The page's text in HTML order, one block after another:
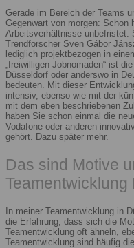
Gerade im Bereich der Teams
Gegenwart von morgen: Schon
Arbeitsverhältnisse
Trendforscher Sven Gábor
lediglich projektbezogen in
„freiwilligen Jobnomaden“ ist
Düsseldorf oder anderswo in
bedeuten. Mit dieser
intensiv, ebenso wie mit der
mit dem eben beschriebenen
haben Sie schon einmal die
Vodafone oder anderen
gehört. Dazu später mehr.
Das sind Motive
Teamentwicklung
In meiner Teamentwicklung in
die Erfahrung, dass sich die
Teamentwicklung oft ähneln,
Teamentwicklung sind häufig